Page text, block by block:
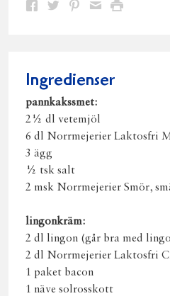
Dela Dela Dela DelaSkriv
Ingredienser
pannkakssmet:
2½ dl vetemjöl
6 dl Norrmejerier Laktosfri
3 ägg
½ tsk salt
2 msk Norrmejerier Smör,
lingonkräm:
2 dl lingon (går bra med
2 dl Norrmejerier Laktosfri
1 paket bacon
1 näve solrosskott